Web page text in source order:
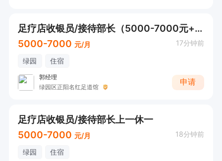
足疗店收银员/接待部长（5000-7000元+上一休一）
5000-7000 元/月 17分钟前
绿园 住宿
郭经理
绿园区正阳名红足道馆
申请
足疗店收银员/接待部长上一休一
5000-7000 元/月 18分钟前
绿园 住宿